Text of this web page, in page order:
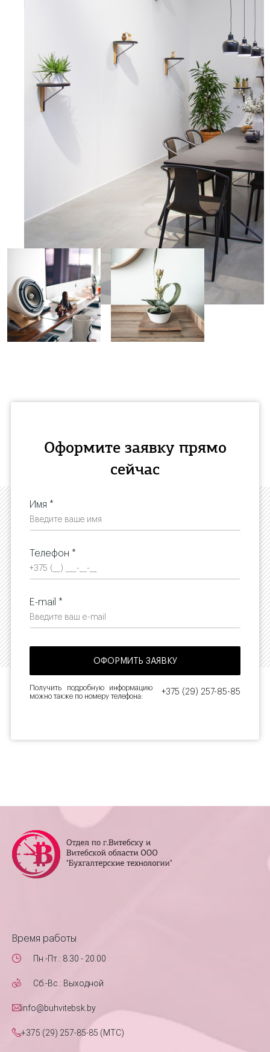
Оформите заявку прямо
сейчас
Имя *
Телефон *
E-mail *
Получить подробную информацию
можно также по номеру телефона:
+375 (29) 257-85-85
Время работы
Пн.-Пт.: 8.30 - 20.00
Сб.-Вс.: Выходной
info@buhvitebsk.by
+375 (29) 257-85-85 (MTC)